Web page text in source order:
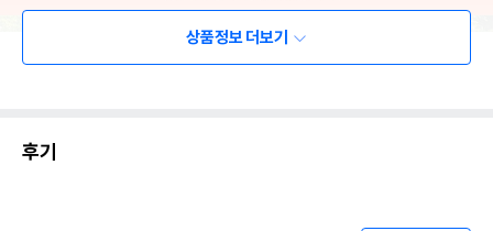
상품정보 더보기
후기